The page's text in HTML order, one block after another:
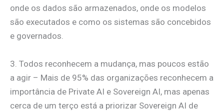
onde os dados são armazenados, onde os modelos
são executados e como os sistemas são concebidos
e governados.
3. Todos reconhecem a mudança, mas poucos estão
a agir – Mais de 95% das organizações reconhecem a
importância de Private AI e Sovereign AI, mas apenas
cerca de um terço está a priorizar Sovereign AI de